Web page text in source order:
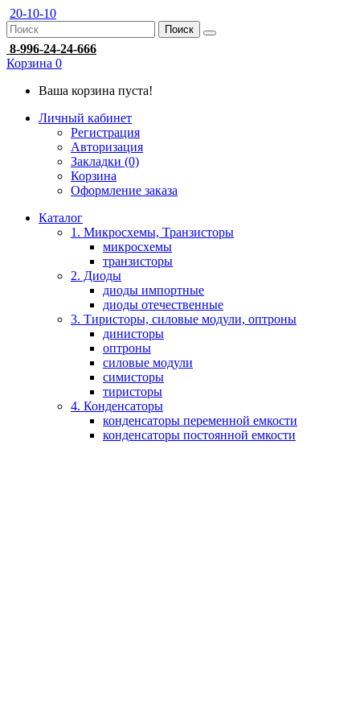
20-10-10
Поиск
8-996-24-24-666
Корзина 0
Ваша корзина пуста!
Личный кабинет
Регистрация
Авторизация
Закладки (0)
Корзина
Оформление заказа
Каталог
1. Микросхемы, Транзисторы
микросхемы
транзисторы
2. Диоды
диоды импортные
диоды отечественные
3. Тиристоры, силовые модули, оптроны
динисторы
оптроны
силовые модули
симисторы
тиристоры
4. Конденсаторы
конденсаторы переменной емкости
конденсаторы постоянной емкости